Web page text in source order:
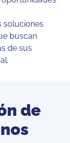
soluciones
buscan
de sus
de